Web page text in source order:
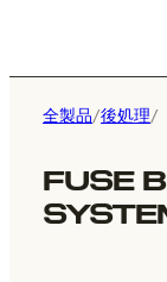
全製品/後処理/
FUSE